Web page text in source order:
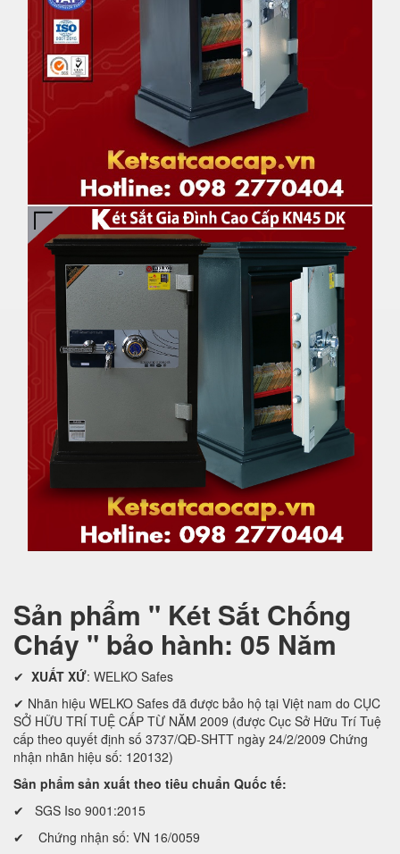
Sản phẩm " Két Sắt Chống
Cháy " bảo hành: 05 Năm
✔ XUẤT XỨ: WELKO Safes
✔ Nhãn hiệu WELKO Safes đã được bảo hộ tại Việt nam do CỤC
SỞ HỮU TRÍ TUỆ CẤP TỪ NĂM 2009 (được Cục Sở Hữu Trí Tuệ
cấp theo quyết định số 3737/QĐ-SHTT ngày 24/2/2009 Chứng
nhận nhãn hiệu số: 120132)
Sản phẩm sản xuất theo tiêu chuẩn Quốc tế:
✔ SGS Iso 9001:2015
✔ Chứng nhận số: VN 16/0059